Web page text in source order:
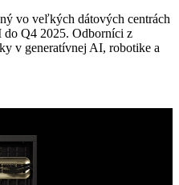
vo veľkých dátových centrách
do Q4 2025. Odborníci z
v generatívnej AI, robotike a